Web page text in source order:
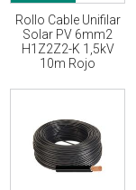
Rollo Cable Unifilar
Solar PV 6mm2
H1Z2Z2-K 1,5kV
10m Rojo